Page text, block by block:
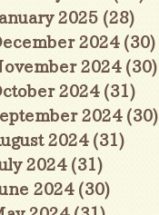
2025 (28)
2024 (30)
2024 (30)
2024 (31)
2024 (30)
2024 (31)
2024 (31)
2024 (30)